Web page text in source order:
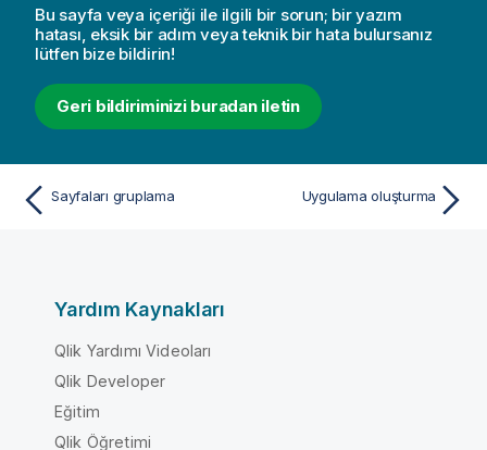
Bu sayfa veya içeriği ile ilgili bir sorun; bir yazım
hatası, eksik bir adım veya teknik bir hata bulursanız
lütfen bize bildirin!
Geri bildiriminizi buradan iletin
Sayfaları gruplama Uygulama oluşturma
Yardım Kaynakları
Qlik Yardımı Videoları
Qlik Developer
Eğitim
Qlik Öğretimi